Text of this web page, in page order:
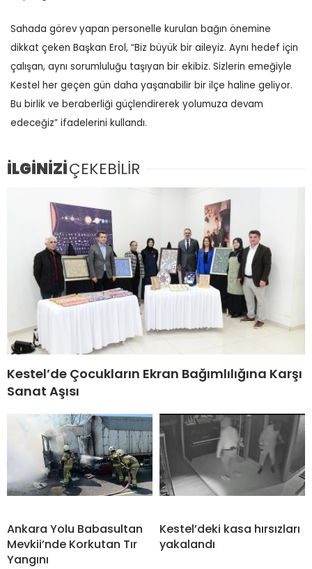
Sahada görev yapan personelle kurulan bağın önemine
dikkat çeken Başkan Erol, “Biz büyük bir aileyiz. Aynı hedef için
çalışan, aynı sorumluluğu taşıyan bir ekibiz. Sizlerin emeğiyle
Kestel her geçen gün daha yaşanabilir bir ilçe haline geliyor.
Bu birlik ve beraberliği güçlendirerek yolumuza devam
edeceğiz” ifadelerini kullandı.
İLGİNİZİÇEKEBİLİR
Kestel’de Çocukların Ekran Bağımlılığına Karşı
Sanat Aşısı
Ankara Yolu Babasultan
Mevkii’nde Korkutan Tır
Yangını
Kestel’deki kasa hırsızları
yakalandı